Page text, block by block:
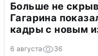
Больше не
Гагарина
кадры с новым
6 августа 36